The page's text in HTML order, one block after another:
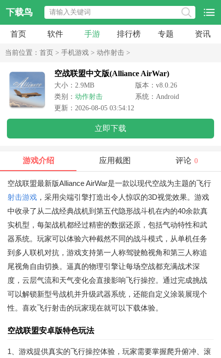
下载鸟
首页 软件 手游 排行榜 专题 资讯
当前位置： 首页 > 手机游戏 > 动作射击 >
空战联盟中文版(Alliance AirWar)
大小：2.9MB
版本：v8.0.26
类别： 动作射击
系统：Android
更新：2026-08-05 03:54:12
立即下载
游戏介绍 应用截图 评论 0
空战联盟最新版Alliance AirWar是一款以现代空战为主题的飞行
射击游戏 ，采用尖端引擎打造出令人惊叹的3D视觉效果。游戏
中收录了从二战经典战机到第五代隐形战斗机在内的40余款真
实机型，每架战机都经过精密的数据还原，包括气动特性和武
器系统。玩家可以体验六种截然不同的战斗模式，从单机任务
到多人联机对抗，游戏支持第一人称驾驶舱视角和第三人称追
尾视角自由切换。逼真的物理引擎让每场空战都充满战术深
度，云层气流和天气变化会直接影响飞行操控。通过完成挑战
可以解锁新型号战机并升级武器系统，还能自定义涂装展现个
性。喜欢飞行射击的玩家现在就可以下载体验。
空战联盟安卓版特色玩法
1、游戏提供真实的飞行操控体验，玩家需要掌握爬升俯冲、滚